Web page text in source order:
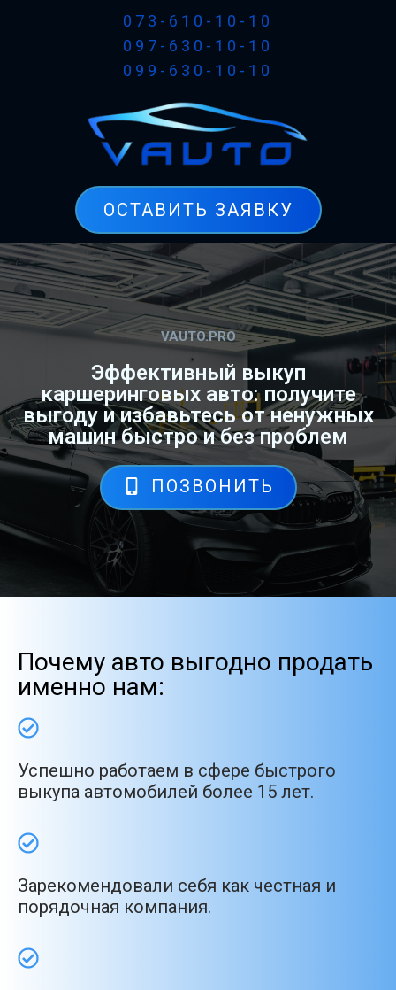
073-610-10-10
097-630-10-10
099-630-10-10
ОСТАВИТЬ ЗАЯВКУ
VAUTO.PRO
Эффективный выкуп
каршеринговых авто: получите
выгоду и избавьтесь от ненужных
машин быстро и без проблем
ПОЗВОНИТЬ
Почему авто выгодно продать
именно нам:
Успешно работаем в сфере быстрого
выкупа автомобилей более 15 лет.
Зарекомендовали себя как честная и
порядочная компания.